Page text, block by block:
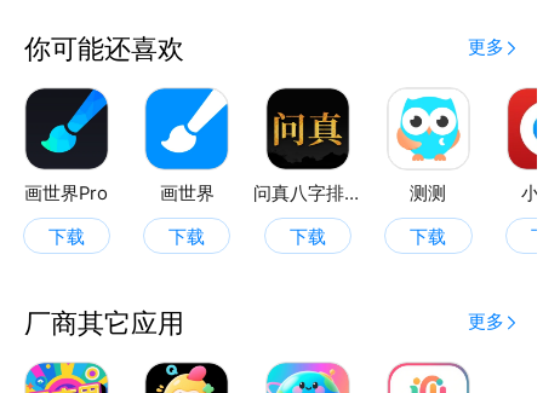
你可能还喜欢 更多
画世界Pro
下载
画世界
下载
问真八字排盘
下载
测测
下载
厂商其它应用 更多